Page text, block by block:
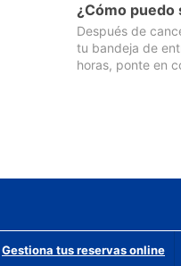
¿Cómo puedo
Después de
tu bandeja de
horas, ponte en
Gestiona tus reservas online